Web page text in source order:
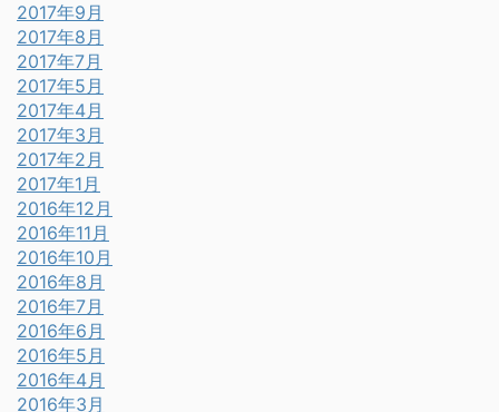
2017年9月
2017年8月
2017年7月
2017年5月
2017年4月
2017年3月
2017年2月
2017年1月
2016年12月
2016年11月
2016年10月
2016年8月
2016年7月
2016年6月
2016年5月
2016年4月
2016年3月